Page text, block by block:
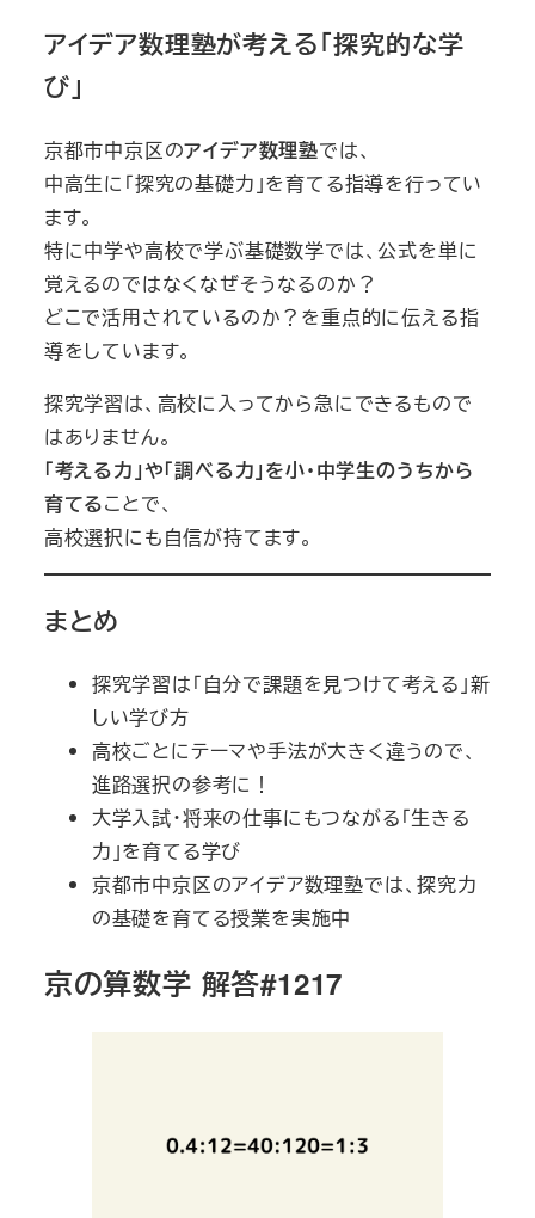
アイデア数理塾が考える「探究的な学
び」
京都市中京区のアイデア数理塾では、
中高生に「探究の基礎力」を育てる指導を行ってい
ます。
特に中学や高校で学ぶ基礎数学では、公式を単に
覚えるのではなくなぜそうなるのか？
どこで活用されているのか？を重点的に伝える指
導をしています。
探究学習は、高校に入ってから急にできるもので
はありません。
「考える力」や「調べる力」を小・中学生のうちから
育てることで、
高校選択にも自信が持てます。
まとめ
探究学習は「自分で課題を見つけて考える」新
しい学び方
高校ごとにテーマや手法が大きく違うので、
進路選択の参考に！
大学入試・将来の仕事にもつながる「生きる
力」を育てる学び
京都市中京区のアイデア数理塾では、探究力
の基礎を育てる授業を実施中
京の算数学 解答#1217